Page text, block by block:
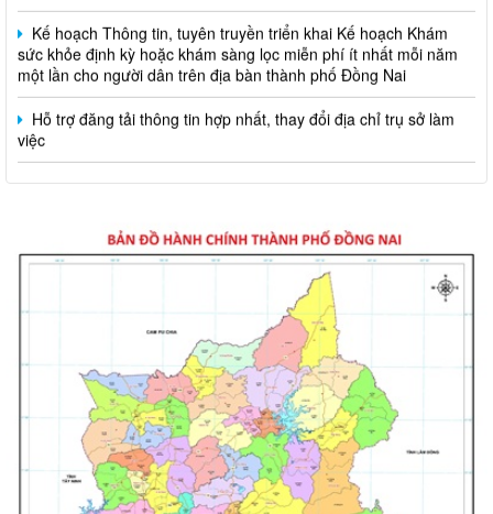
sức khỏe định kỳ hoặc khám sàng lọc miễn phí ít nhất mỗi năm
một lần cho người dân trên địa bàn thành phố Đồng Nai
Hỗ trợ đăng tải thông tin hợp nhất, thay đổi địa chỉ trụ sở làm
việc
Công khai thông tin vi phạm pháp luật trong lĩnh vực đất đai, tại